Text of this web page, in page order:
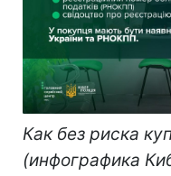
Как без риска
(инфографика